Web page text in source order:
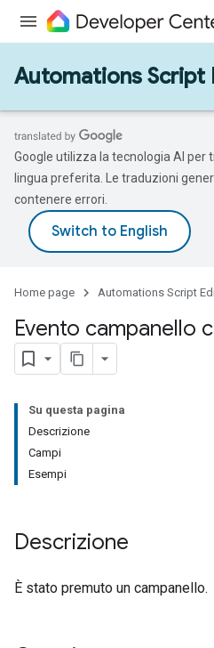
Automations Script
Google utilizza la tecnologia AI per
lingua preferita. Le traduzioni
contenere errori.
Home page Automations Script
Evento campanello
Su questa pagina
Descrizione
Campi
Esempi
Descrizione
È stato premuto un campanello.